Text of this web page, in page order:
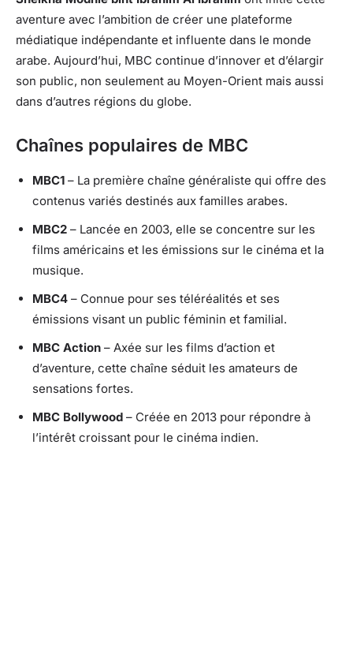
aventure avec l’ambition de créer une plateforme
médiatique indépendante et influente dans le monde
arabe. Aujourd’hui, MBC continue d’innover et d’élargir
son public, non seulement au Moyen-Orient mais aussi
dans d’autres régions du globe.
Chaînes populaires de MBC
MBC1 – La première chaîne généraliste qui offre des
contenus variés destinés aux familles arabes.
MBC2 – Lancée en 2003, elle se concentre sur les
films américains et les émissions sur le cinéma et la
musique.
MBC4 – Connue pour ses téléréalités et ses
émissions visant un public féminin et familial.
MBC Action – Axée sur les films d’action et
d’aventure, cette chaîne séduit les amateurs de
sensations fortes.
MBC Bollywood – Créée en 2013 pour répondre à
l’intérêt croissant pour le cinéma indien.